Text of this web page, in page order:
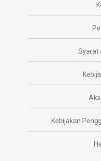
Syarat
Kebijakan